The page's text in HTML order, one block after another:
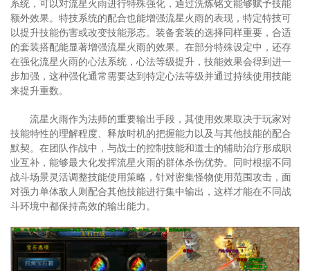
系统，可以对流星火雨进行特殊强化，通过洗炼铭文能够赋予技能
额外效果。特技系统的配合也能增强流星火雨的表现，特定特技可
以提升技能伤害或改变技能形态。装备套装的选择同样重要，合适
的套装搭配能显著增强流星火雨的效果。在部分特殊设定中，还存
在强化流星火雨的心法系统，心法等级提升，技能效果会得到进一
步加强，这种强化通常需要达到特定心法等级并通过持续使用技能
来提升重数。
流星火雨作为法师的重要输出手段，其使用效果取决于玩家对
技能特性的理解程度、释放时机的把握能力以及与其他技能的配合
默契。在团队作战中，与战士的控制技能和道士的辅助治疗形成职
业互补，能够最大化发挥流星火雨的群体杀伤优势。同时根据不同
战斗场景灵活调整技能使用策略，针对密集怪物使用范围攻击，面
对强力单体敌人则配合其他技能进行集中输出，这样才能在不同战
斗环境中都保持高效的输出能力。